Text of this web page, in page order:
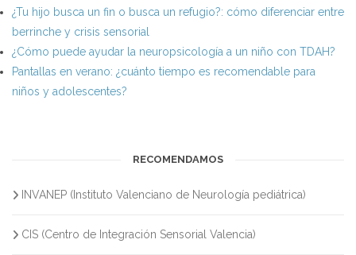
¿Tu hijo busca un fin o busca un refugio?: cómo diferenciar entre
berrinche y crisis sensorial
¿Cómo puede ayudar la neuropsicología a un niño con TDAH?
Pantallas en verano: ¿cuánto tiempo es recomendable para
niños y adolescentes?
RECOMENDAMOS
INVANEP (Instituto Valenciano de Neurología pediátrica)
CIS (Centro de Integración Sensorial Valencia)